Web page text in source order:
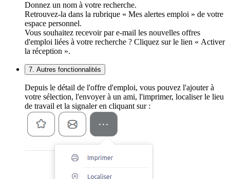
Donnez un nom à votre recherche.
Retrouvez-la dans la rubrique « Mes alertes emploi » de votre
espace personnel.
Vous souhaitez recevoir par e-mail les nouvelles offres
d'emploi liées à votre recherche ? Cliquez sur le lien « Activer
la réception ».
7. Autres fonctionnalités
Depuis le détail de l'offre d'emploi, vous pouvez l'ajouter à
votre sélection, l'envoyer à un ami, l'imprimer, localiser le lieu
de travail et la signaler en cliquant sur :